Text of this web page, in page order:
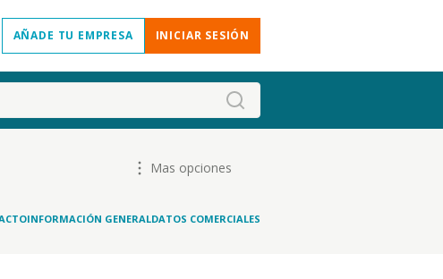
AÑADE TU EMPRESA INICIAR SESIÓN
Mas opciones
INFORMACIÓN GENERALDATOS COMERCIALES